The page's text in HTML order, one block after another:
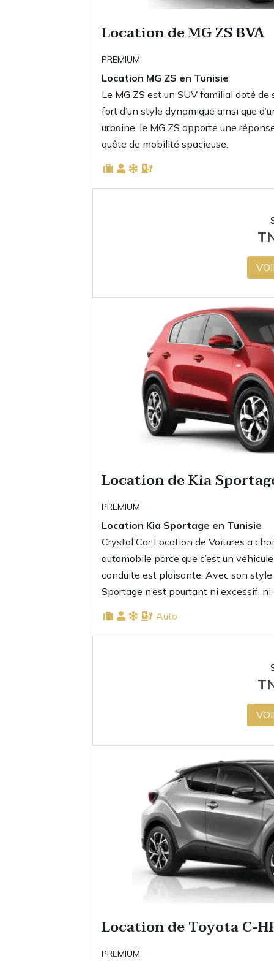
Location de MG ZS BVA
PREMIUM
Location MG ZS en Tunisie
Le MG ZS est un SUV familial doté
fort d’un style dynamique ainsi que
urbaine, le MG ZS apporte une
quête de mobilité spacieuse.
Location de Kia
PREMIUM
Location Kia Sportage en Tunisie
Crystal Car Location de Voitures a
automobile parce que c’est un
conduite est plaisante. Avec son
Sportage n’est pourtant ni excessif,
Auto
Location de Toyota C-
PREMIUM